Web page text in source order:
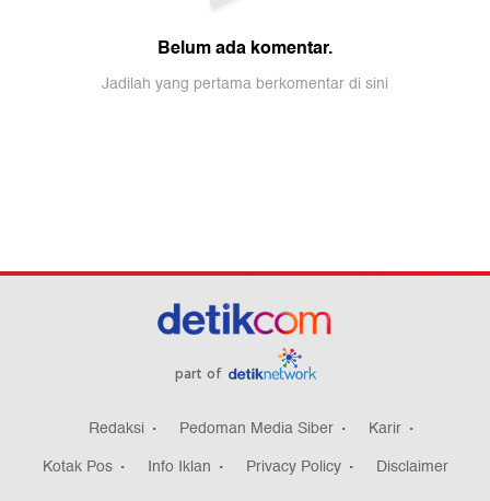
part of
Redaksi Pedoman Media Siber
Karir
Kotak Pos
Info Iklan Privacy Policy Disclaimer